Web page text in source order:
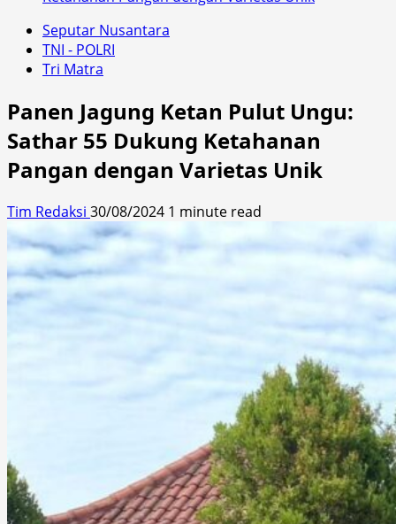
Seputar Nusantara
TNI - POLRI
Tri Matra
Panen Jagung Ketan Pulut Ungu:
Sathar 55 Dukung Ketahanan
Pangan dengan Varietas Unik
Tim Redaksi 30/08/2024 1 minute read